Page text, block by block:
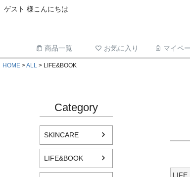
ゲスト 様こんにちは
商品一覧 お気に入り マイペ
HOME ALL LIFE&BOOK
Category
SKINCARE
LIFE&BOOK
LIFE